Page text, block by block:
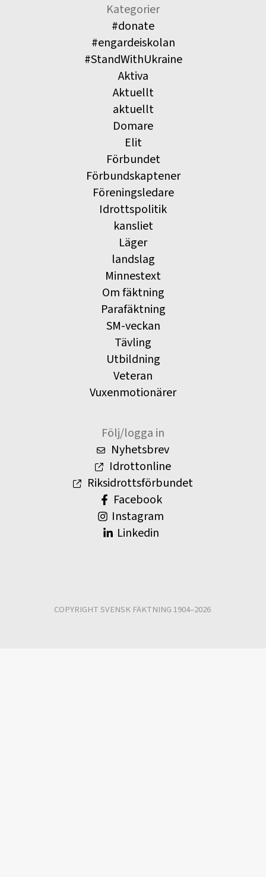
Kategorier
#donate
#engardeiskolan
#StandWithUkraine
Aktiva
Aktuellt
aktuellt
Domare
Elit
Förbundet
Förbundskaptener
Föreningsledare
Idrottspolitik
kansliet
Läger
landslag
Minnestext
Om fäktning
Parafäktning
SM-veckan
Tävling
Utbildning
Veteran
Vuxenmotionärer
Följ/logga in
Nyhetsbrev
Idrottonline
Riksidrottsförbundet
Facebook
Instagram
Linkedin
COPYRIGHT SVENSK FÄKTNING 1904–2026